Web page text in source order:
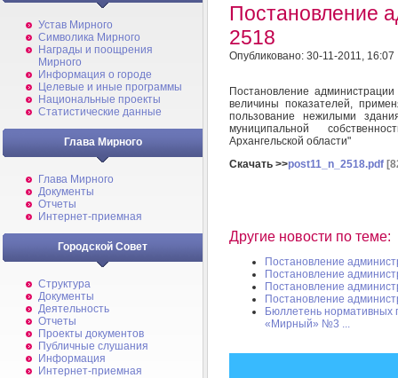
Устав Мирного
Символика Мирного
Награды и поощрения
Мирного
Информация о городе
Целевые и иные программы
Национальные проекты
Статистические данные
Глава Мирного
Глава Мирного
Документы
Отчеты
Интернет-приемная
Городской Совет
Структура
Документы
Деятельность
Отчеты
Проекты документов
Публичные слушания
Информация
Интернет-приемная
Постановление
2518
Опубликовано: 30-11-2011, 16:07
Постановление
величины показателей,
пользование нежилыми
муниципальной
Архангельской области"
Скачать >>post11_n_2518.pdf
Другие новости по теме:
Постановление
Постановление
Постановление
Постановление
Бюллетень нормативных
«Мирный» №3 ...